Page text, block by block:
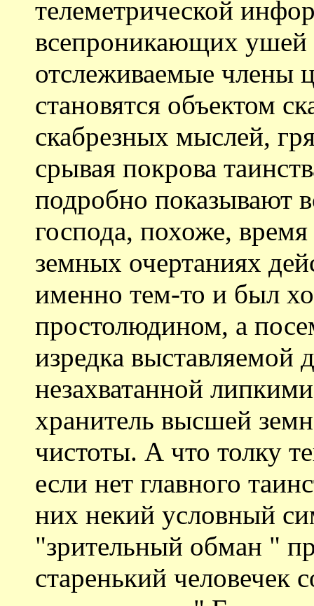
телеметрической
всепроникающих ушей
отслеживаемые члены
становятся объектом
скабрезных мыслей,
срывая покрова
подробно показывают
господа, похоже,
земных очертаниях
именно тем-то и был
простолюдином, а
изредка выставляемой
незахватанной
хранитель высшей
чистоты. А что толку
если нет главного
них некий условный
"зрительный обман "
старенький человечек